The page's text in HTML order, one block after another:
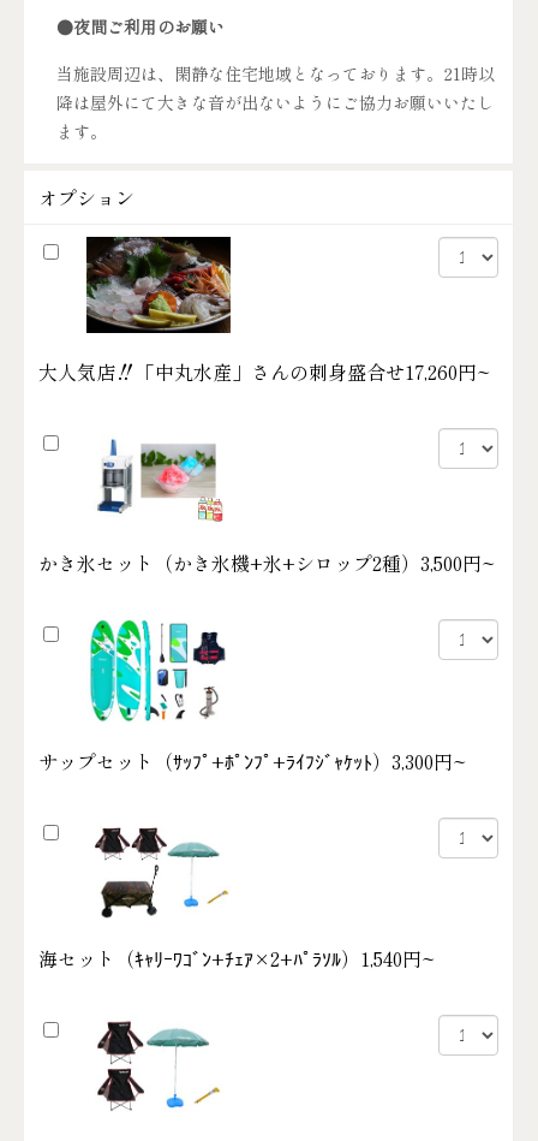
●夜間ご利用のお願い
当施設周辺は、閑静な住宅地域となっております。21時以
降は屋外にて大きな音が出ないようにご協力お願いいたし
ます。
オプション
大人気店‼「中丸水産」さんの刺身盛合せ17,260円~
かき氷セット（かき氷機+氷+シロップ2種） 3,500円~
サップセット（ｻｯﾌﾟ+ﾎﾟﾝﾌﾟ+ﾗｲﾌｼﾞｬｹｯﾄ） 3,300円~
海セット（ｷｬﾘｰﾜｺﾞﾝ+ﾁｪｱ×2+ﾊﾟﾗｿﾙ） 1,540円~